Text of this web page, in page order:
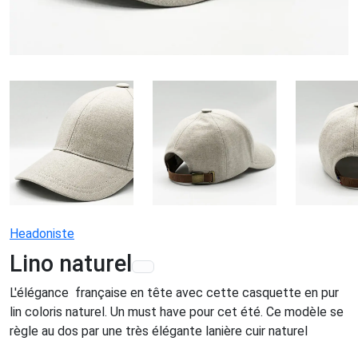
Headoniste
Lino naturel
L'élégance française en tête avec cette casquette en pur
lin coloris naturel. Un must have pour cet été. Ce modèle se
règle au dos par une très élégante lanière cuir naturel